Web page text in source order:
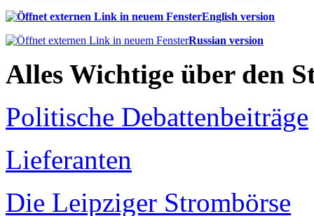
English version
Russian version
Alles Wichtige über den
Politische Debattenbeiträge
Lieferanten
Die Leipziger Strombörse